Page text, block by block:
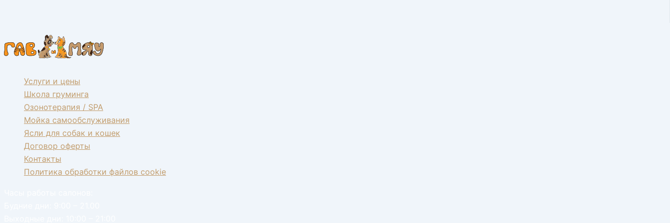
Услуги и цены
Школа груминга
Озонотерапия / SPA
Мойка самообслуживания
Ясли для собак и кошек
Договор оферты
Контакты
Политика обработки файлов cookie